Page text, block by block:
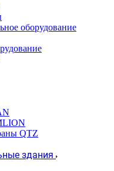
оборудование
QTZ
здания